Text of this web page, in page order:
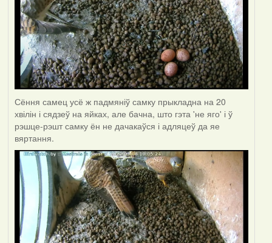
Сёння самец усё ж падмяніў самку прыкладна на 20
хвілін і сядзеў на яйках, але бачна, што гэта 'не яго' і ў
рэшце-рэшт самку ён не дачакаўся і адляцеў да яе
вяртання.